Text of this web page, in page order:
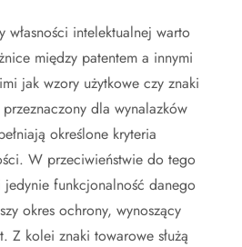
intelektualnej warto
między patentem a innymi
jak wzory użytkowe czy znaki
dla wynalazków
określone kryteria
W przeciwieństwie do tego
funkcjonalność danego
okres ochrony, wynoszący
Z kolei znaki towarowe służą